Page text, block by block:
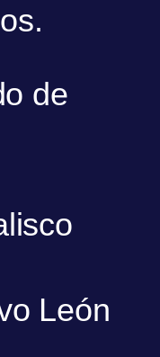
de
León